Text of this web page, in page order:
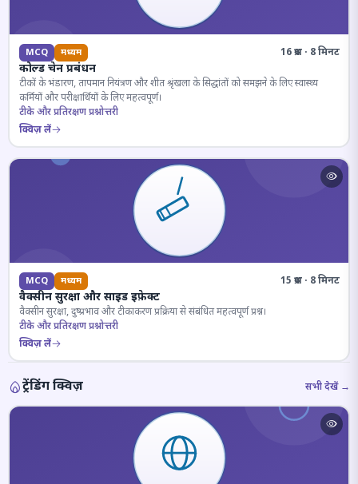
MCQ मध्यम 16 प्रश्न · 8 मिनट
कोल्ड चेन प्रबंधन
टीकों के भंडारण, तापमान नियंत्रण और शीत श्रृंखला के सिद्धांतों को समझने के लिए स्वास्थ्य
कर्मियों और परीक्षार्थियों के लिए महत्वपूर्ण।
टीके और प्रतिरक्षण प्रश्नोत्तरी
क्विज़ लें
MCQ मध्यम 15 प्रश्न · 8 मिनट
वैक्सीन सुरक्षा और साइड इफ़ेक्ट
वैक्सीन सुरक्षा, दुष्प्रभाव और टीकाकरण प्रक्रिया से संबंधित महत्वपूर्ण प्रश्न।
टीके और प्रतिरक्षण प्रश्नोत्तरी
क्विज़ लें
ट्रेंडिंग क्विज़ सभी देखें →